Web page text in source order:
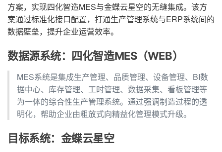
方案，实现四化智造MES与金蝶云星空的无缝集成。该方
案通过标准化接口配置，打通生产管理系统与ERP系统间的
数据壁垒，提升企业运营效率。
数据源系统：四化智造MES（WEB）
MES系统是集成生产管理、品质管理、设备管理、BI数
据中心、库存管理、工时管理、数据采集、看板管理等
为一体的综合性生产管理系统。通过强调制造过程的透
明化，帮助企业由粗放式向精益化管理模式升级。
目标系统：金蝶云星空